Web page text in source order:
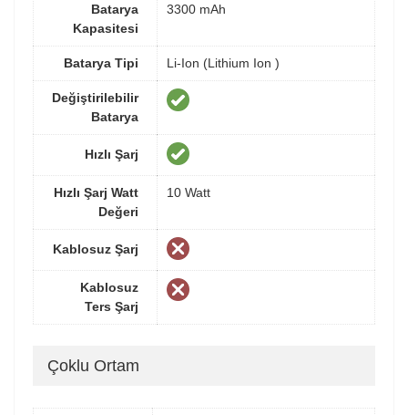
Batarya
Kapasitesi
3300 mAh
Batarya Tipi Li-Ion (Lithium Ion )
Değiştirilebilir
Batarya
Hızlı Şarj
Hızlı Şarj Watt
Değeri
10 Watt
Kablosuz Şarj
Kablosuz
Ters Şarj
Çoklu Ortam